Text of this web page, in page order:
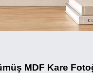
MDF Kare